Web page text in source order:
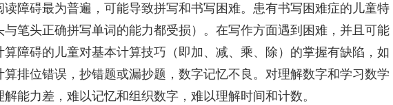
障碍最为普遍，可能导致拼写和书写困难。患有书写困难症的儿童特
笔头正确拼写单词的能力都受损）。在写作方面遇到困难，并且可能
障碍的儿童对基本计算技巧（即加、减、乘、除）的掌握有缺陷，如
排位错误，抄错题或漏抄题，数字记忆不良。对理解数字和学习数学
能力差，难以记忆和组织数字，难以理解时间和计数。